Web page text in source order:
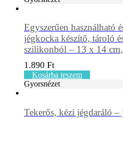
Egyszerűen használható
jégkocka készítő, tároló
szilikonból – 13 x 14
1.890 Ft
Kosárba teszem
Gyorsnézet
Tekerős, kézi jégdaráló